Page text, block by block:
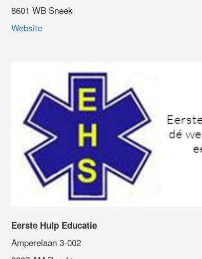
8601 WB Sneek
Website
Eerste Hulp Educatie
Amperelaan 3-002